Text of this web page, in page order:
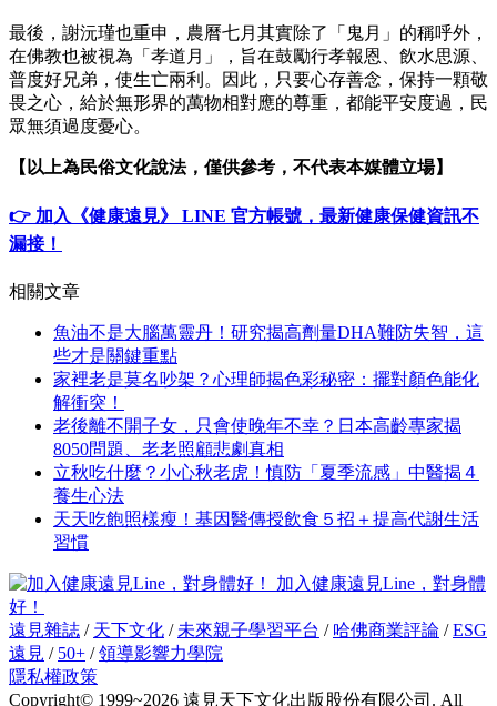
最後，謝沅瑾也重申，農曆七月其實除了「鬼月」的稱呼外，
在佛教也被視為「孝道月」，旨在鼓勵行孝報恩、飲水思源、
普度好兄弟，使生亡兩利。因此，只要心存善念，保持一顆敬
畏之心，給於無形界的萬物相對應的尊重，都能平安度過，民
眾無須過度憂心。
【以上為民俗文化說法，僅供參考，不代表本媒體立場】
👉 加入《健康遠見》 LINE 官方帳號，最新健康保健資訊不
漏接！
相關文章
魚油不是大腦萬靈丹！研究揭高劑量DHA難防失智，這
些才是關鍵重點
家裡老是莫名吵架？心理師揭色彩秘密：擺對顏色能化
解衝突！
老後離不開子女，只會使晚年不幸？日本高齡專家揭
8050問題、老老照顧悲劇真相
立秋吃什麼？小心秋老虎！慎防「夏季流感」中醫揭４
養生心法
天天吃飽照樣瘦！基因醫傳授飲食５招＋提高代謝生活
習慣
加入健康遠見Line，對身體
好！
遠見雜誌 / 天下文化 / 未來親子學習平台 / 哈佛商業評論 /ESG
遠見 / 50+ /領導影響力學院
隱私權政策
Copyright© 1999~2026 遠見天下文化出版股份有限公司. All